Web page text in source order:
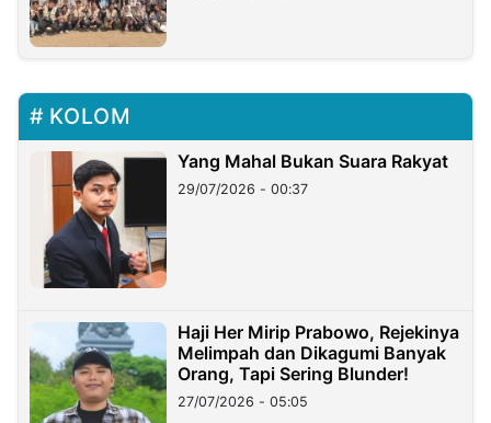
KOLOM
Yang Mahal Bukan Suara Rakyat
29/07/2026 - 00:37
Haji Her Mirip Prabowo, Rejekinya
Melimpah dan Dikagumi Banyak
Orang, Tapi Sering Blunder!
27/07/2026 - 05:05